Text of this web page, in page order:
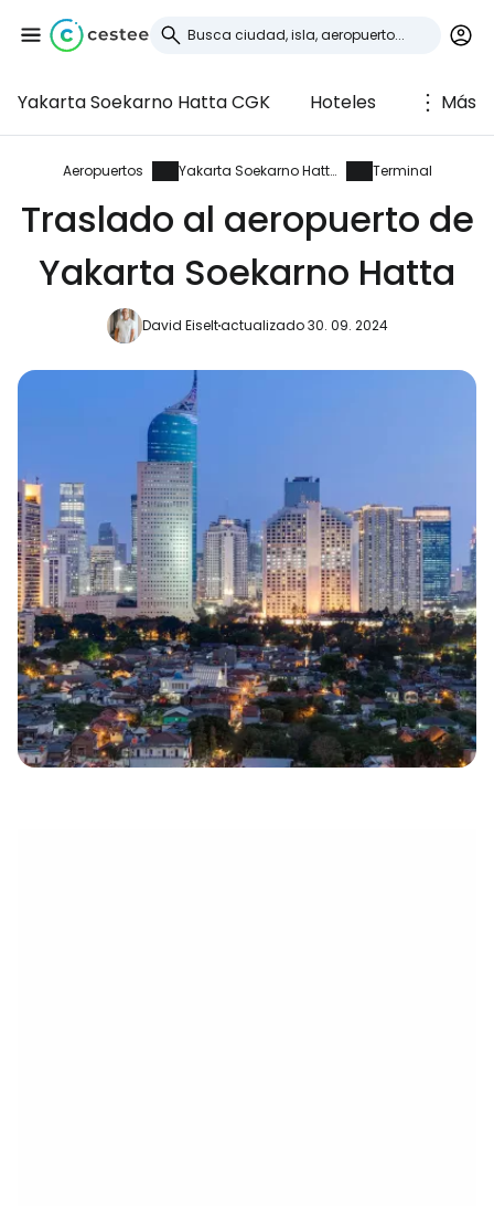
Yakarta Soekarno Hatta CGK Hoteles Más
Aeropuertos Yakarta Soekarno Hatta Terminal
Traslado al aeropuerto de
Yakarta Soekarno Hatta
David Eiseltactualizado 30. 09. 2024
Iniciar sesión en
Cestee
... la comunidad mundial de viajeros
Continuar con Facebook
Continuar con Email